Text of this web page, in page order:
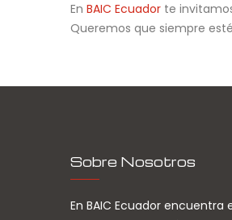
En BAIC Ecuador te
Queremos que siempre
Sobre Nosotros
En BAIC Ecuador encuentra